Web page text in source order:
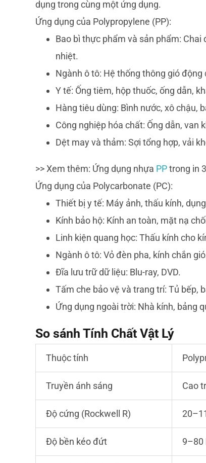
dụng trong cùng một ứng dụng.
Ứng dụng của Polypropylene (PP):
Bao bì thực phẩm và sản phẩm:
nhiệt.
Ngành ô tô: Hệ thống thông gió
Y tế: Ống tiêm, hộp thuốc, ống dẫn,
Hàng tiêu dùng: Bình nước, xô chậu,
Công nghiệp hóa chất: Ống dẫn, van
Dệt may và thảm: Sợi tổng hợp, vải
>> Xem thêm: Ứng dụng nhựa PPtrong in
Ứng dụng của Polycarbonate (PC):
Thiết bị y tế: Máy ảnh, thấu kính,
Kính bảo hộ: Kính an toàn, mặt nạ
Linh kiện quang học: Thấu kính cho
Ngành ô tô: Vỏ đèn pha, kính chắn
Đĩa lưu trữ dữ liệu: Blu-ray, DVD.
Tấm che bảo vệ và trang trí: Tủ bếp,
Ứng dụng ngoài trời: Nhà kính, bảng
So sánh Tính Chất Vật Lý
Thuộc tính
Truyền ánh sáng Cao
Độ cứng (Rockwell R)
Độ bền kéo đứt 9–80